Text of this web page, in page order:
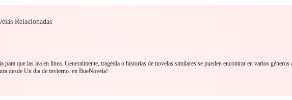
Relacionadas
para que las lea en línea. Generalmente, tragédia o historias de novelas similares se pueden encontrar en varios
desde Un dia de invierno. en BueNovela!